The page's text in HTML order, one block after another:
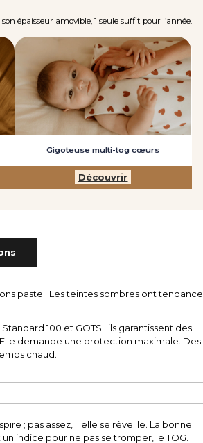
épaisseur amovible, 1 seule suffit pour l’année.
Gigoteuse multi-tog cœurs
Découvrir
pastel. Les teintes sombres ont tendance
100 et GOTS : ils garantissent des
demande une protection maximale. Des
chaud.
; pas assez, il.elle se réveille. La bonne
indice pour ne pas se tromper, le TOG.